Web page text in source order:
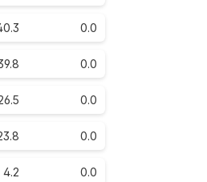
0.0
0.0
0.0
0.0
4.2 0.0